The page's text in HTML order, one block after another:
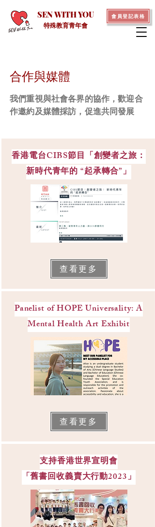
SEN WITH YOU
特殊教育青年會
會員登記表格
合作與媒體
我們重視與社會各界的協作，歡迎合
作邀約及媒體採訪，促進共同發展
香港電台CIBS節目「創變者之旅：
新時代青年的 “起承轉合”」
查看更多
Panelist of HOPE Universality: A
Mental Health Art Exhibit
查看更多
支持香港世界宣明會
「舊書回收義賣大行動2023」